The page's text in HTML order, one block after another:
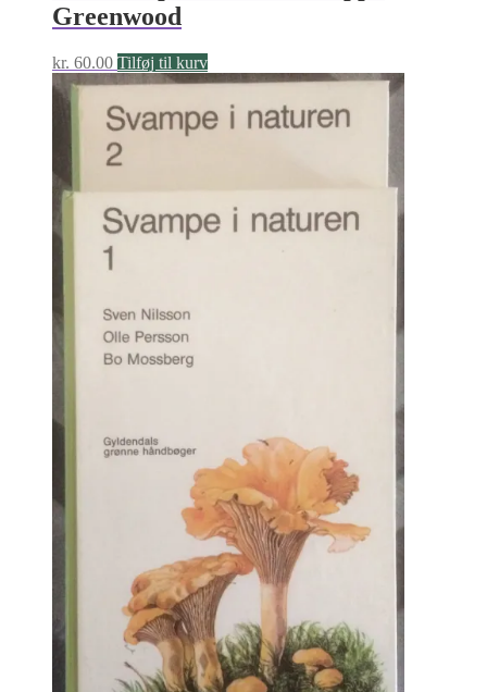
Greenwood
kr. 60.00 Tilføj til kurv